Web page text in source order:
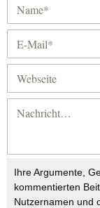
Ihre Argumente,
kommentierten
Nutzernamen und